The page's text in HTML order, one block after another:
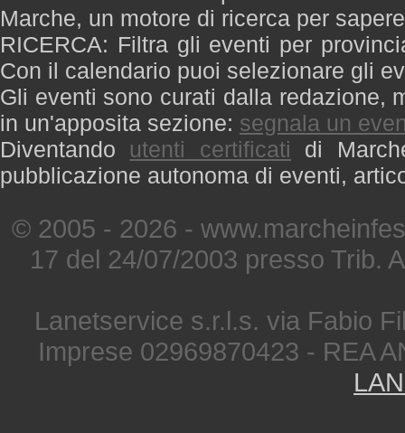
Marche, un motore di ricerca per
RICERCA: Filtra gli eventi per
Con il calendario puoi selezionare gli
Gli eventi sono curati dalla redazione,
in un'apposita sezione: segnala un
Diventando utenti certificati di
pubblicazione autonoma di eventi,
© 2005 - 2026 -
17 del 24/07/2003 presso Trib.
Lanetservice s.r.l.s. via Fabio
Imprese 02969870423 - REA